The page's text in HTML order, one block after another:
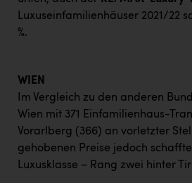
Luxuseinfamilienhäuser 2021/22
%.
WIEN
Im Vergleich zu den anderen
Wien mit 371 Einfamilienhaus-
Vorarlberg (366) an vorletzter
gehobenen Preise jedoch
Luxusklasse – Rang zwei hinter